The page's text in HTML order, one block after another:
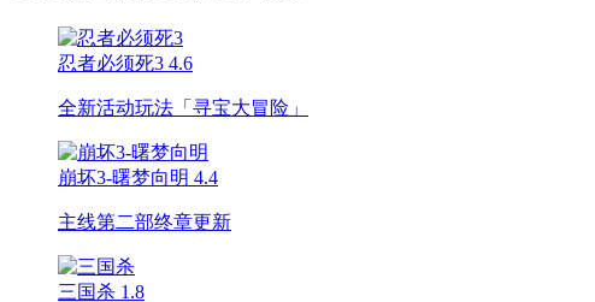
忍者必须死3 4.6
全新活动玩法「寻宝大冒险」
崩坏3-曙梦向明 4.4
主线第二部终章更新
三国杀 1.8